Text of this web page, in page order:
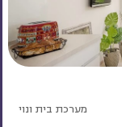
מערכת בית ונוי